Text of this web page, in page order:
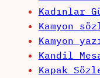
Kadınlar
Kamyon
Kamyon
Kandil
Kapak